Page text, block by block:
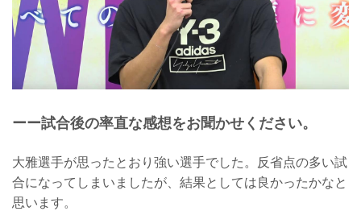
ーー試合後の率直な感想をお聞かせください。
大雅選手が思ったとおり強い選手でした。反省点の多い試
合になってしまいましたが、結果としては良かったかなと
思います。